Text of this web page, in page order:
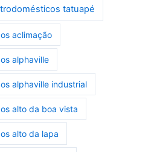
tatuapé
aclimação
alphaville
alphaville industrial
alto da boa vista
alto da lapa